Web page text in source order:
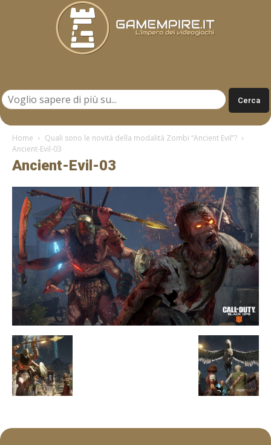
Home
Quali sono le novità della modalità Zombi “Ancient Evil”?
Ancient-Evil-03
Ancient-Evil-03